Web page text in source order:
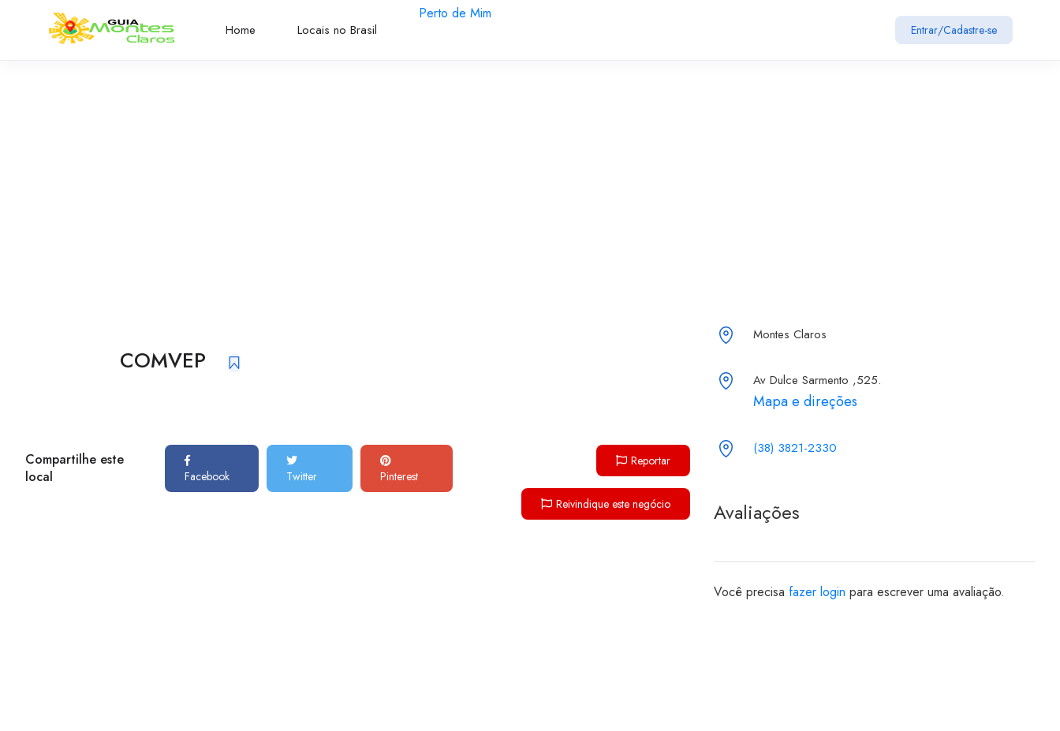
Home Locais no Brasil
Perto de Mim
Entrar/Cadastre-se
COMVEP
Compartilhe este
local
Facebook Twitter Pinterest
Reportar
Reivindique este negócio
Montes Claros
Av Dulce Sarmento ,525.
Mapa e direções
(38) 3821-2330
Avaliações
Você precisa fazer login para escrever uma avaliação.